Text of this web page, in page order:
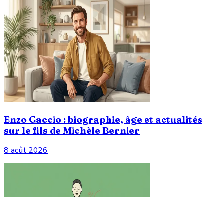
Enzo Gaccio : biographie, âge et actualités
sur le fils de Michèle Bernier
8 août 2026